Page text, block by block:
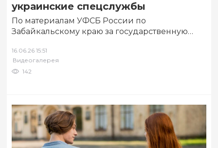
украинские спецслужбы
По материалам УФСБ России по
Забайкальскому краю за государственную
завербован украинскими спецслужбами для…
16.06.26 15:51
Видеогалерея
142